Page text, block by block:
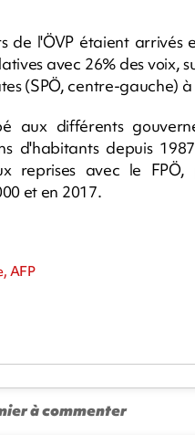
de l'ÖVP étaient arrivés
avec 26% des voix,
(SPÖ, centre-gauche) à
aux différents
d'habitants depuis
reprises avec le FPÖ,
et en 2017.
AFP